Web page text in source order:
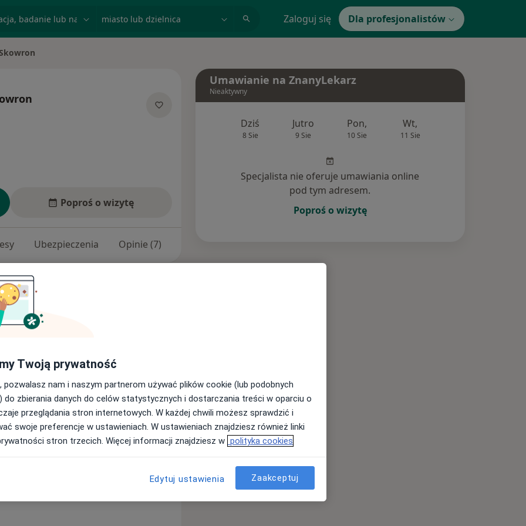
Zaloguj się Dla profesjonalistów
Poproś o wizytę
Ubezpieczenia Opinie (7)
jest moją pasją i pomysłem na
swoją wiedzę i zdobyte
kształcę się i rozwijam, właśnie
Pracuję również w III Klinice i
Chorób Serca w Zabrzu.
pracować kierowała mną
Umawianie na ZnanyLekarz
Nieaktywny
Dziś
8 Sie
Jutro
9 Sie
Pon,
10 Sie
Wt,
11 Sie
Specjalista nie oferuje umawiania online
pod tym adresem.
Poproś o wizytę
Twoją prywatność
pozwalasz nam i naszym partnerom używać plików cookie (lub podobnych
do zbierania danych do celów statystycznych i dostarczania treści w oparciu o
przeglądania stron internetowych. W każdej chwili możesz sprawdzić i
swoje preferencje w ustawieniach. W ustawieniach znajdziesz również linki
stron trzecich. Więcej informacji znajdziesz w polityka cookies
Edytuj ustawienia Zaakceptuj